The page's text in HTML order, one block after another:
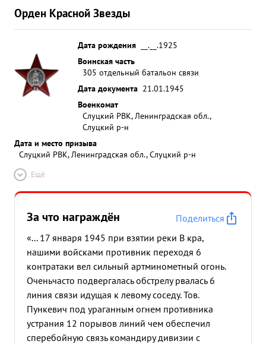
Орден Красной Звезды
Дата рождения
__.__.1925
Воинская часть
305 отдельный батальон связи
Дата документа 21.01.1945
Военкомат
Слуцкий РВК, Ленинградская обл.,
Слуцкий р-н
Дата и место призыва
Слуцкий РВК, Ленинградская обл., Слуцкий р-н
Ещё
За что награждён
Поделиться
«... 17 января 1945 при взятии реки В кра,
нашими войсками противник переходя 6
контратаки вел сильный артминометный огонь.
Оченьчасто подвергалась обстрелу рвалась 6
линия связи идущая к левому соседу. Тов.
Пункевич под ураганным огнем противника
устрания 12 порывов линий чем обеспечил
сперебойную связь командиру дивизии с